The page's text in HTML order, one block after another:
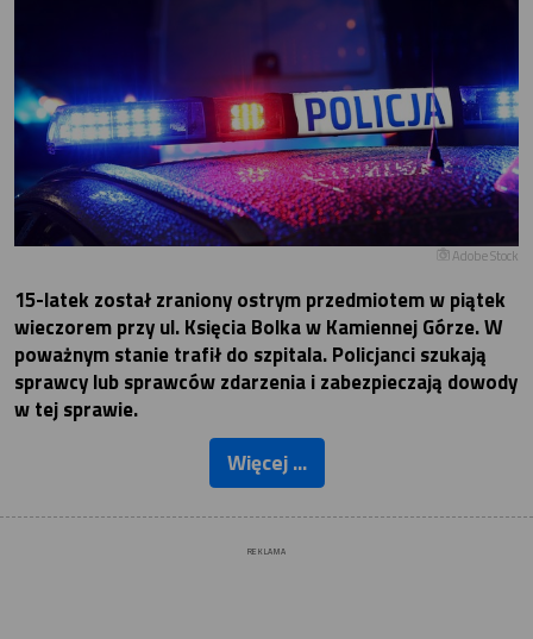
Adobe Stock
15-latek został zraniony ostrym przedmiotem w piątek
wieczorem przy ul. Księcia Bolka w Kamiennej Górze. W
poważnym stanie trafił do szpitala. Policjanci szukają
sprawcy lub sprawców zdarzenia i zabezpieczają dowody
w tej sprawie.
Więcej ...
REKLAMA